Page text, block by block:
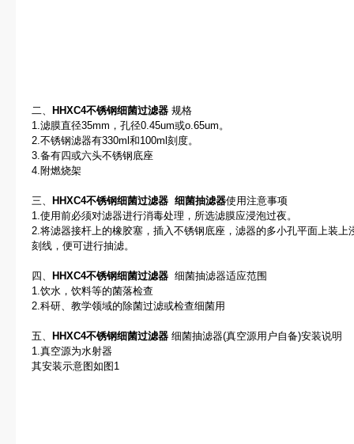
二、 HHXC4不锈钢细菌过滤器 规格
1.滤膜直径35mm，孔径0.45um或o.65um。
2.不锈钢滤器有330ml和100ml刻度。
3.备有四或六头不锈钢底座
4.附燃烧架
三、 HHXC4不锈钢细菌过滤器 细菌抽滤器使用注意事项
1.使用前必须对滤器进行消毒处理，所选滤膜应浸泡过夜。
2.将滤器接杆上的橡胶塞，插入不锈钢底座，滤器的多小孔平面上装
刻线，便可进行抽滤。
四、 HHXC4不锈钢细菌过滤器 细菌抽滤器适应范围
1.饮水，饮料等的菌落检查
2.科研、教学领域的除菌过滤或检查细菌用
五、 HHXC4不锈钢细菌过滤器 细菌抽滤器(真空源用户自备)安装说明
1.真空源为水射器
其安装示意图如图1